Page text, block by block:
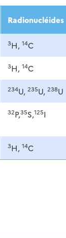
2021
Radionucléides
3H, 14C
3H, 14C
234U, 235U, 238U
32P,35S,125I
3H, 14C